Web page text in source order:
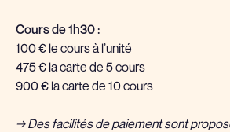
Cours de 1h30 :
100 € le cours à l’unité
475 € la carte de 5 cours
900 € la carte de 10 cours
→ Des facilités de paiement sont